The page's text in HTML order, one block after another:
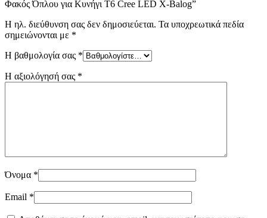
Φακός Όπλου για Κυνήγι T6 Cree LED X-Balog”
Η ηλ. διεύθυνση σας δεν δημοσιεύεται. Τα υποχρεωτικά πεδία
σημειώνονται με *
Η βαθμολογία σας *
Η αξιολόγησή σας *
Όνομα *
Email *